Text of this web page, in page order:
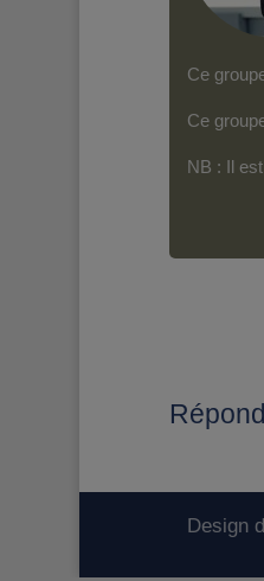
Ce
Ce
NB : Il
Design